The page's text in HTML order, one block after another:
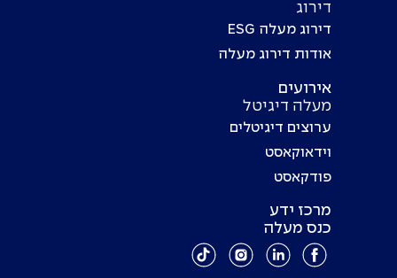
דירוג
דירוג מעלה ESG
אודות דירוג מעלה
אירועים
מעלה דיגיטל
ערוצים דיגיטלים
וידאוקאסט
פודקאסט
מרכז ידע
כנס מעלה